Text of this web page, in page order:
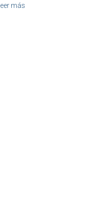
Leer más